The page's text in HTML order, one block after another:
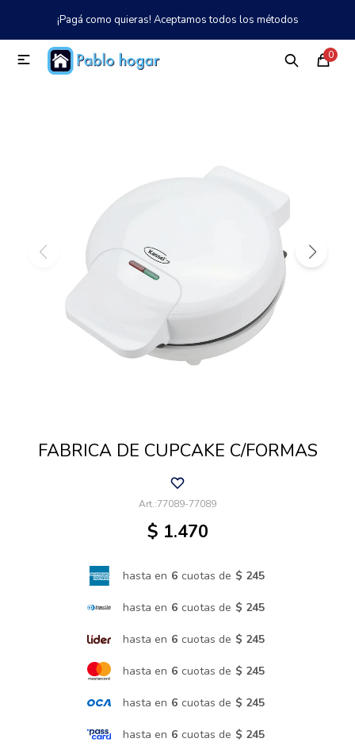
¡Pagá como quieras! Aceptamos todos los métodos
0

FABRICA DE CUPCAKE C/FORMAS
77089-77089
$ 1.470
hasta en 6 cuotas de $ 245
hasta en 6 cuotas de $ 245
hasta en 6 cuotas de $ 245
hasta en 6 cuotas de $ 245
hasta en 6 cuotas de $ 245
hasta en 6 cuotas de $ 245
MI CUENTA
Catálogo Tienda 097 997 042
Tecnología
Electrodomésticos
TV, Audio y Video
Cuidado personal
Termotanques